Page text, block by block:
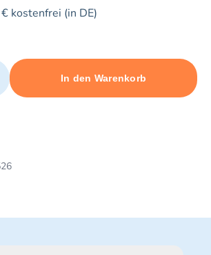
kostenfrei (in DE)
1 Maximum quantity: 5
In den Warenkorb